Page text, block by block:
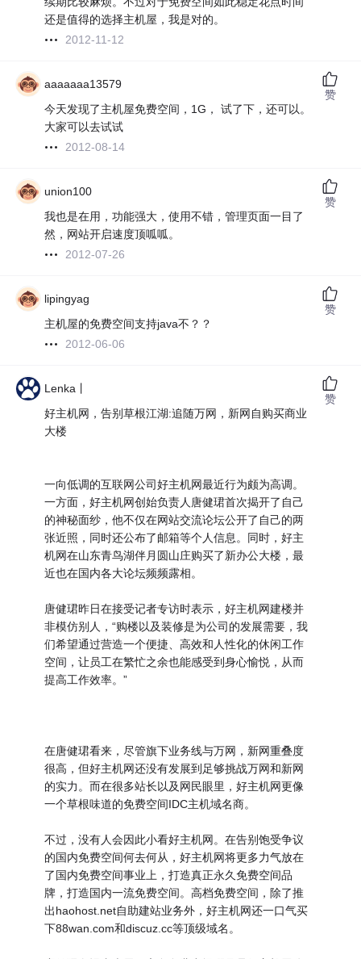
还是值得的选择主机屋，我是对的。
2012-11-12
aaaaaaa13579
今天发现了主机屋免费空间，1G， 试了下，还可以。
大家可以去试试
2012-08-14
赞
union100
我也是在用，功能强大，使用不错，管理页面一目了
然，网站开启速度顶呱呱。
2012-07-26
赞
lipingyag
主机屋的免费空间支持java不？？
2012-06-06
赞
Lenka丨
好主机网，告别草根江湖:追随万网，新网自购买商业
大楼
一向低调的互联网公司好主机网最近行为颇为高调。
一方面，好主机网创始负责人唐健珺首次揭开了自己
的神秘面纱，他不仅在网站交流论坛公开了自己的两
张近照，同时还公布了邮箱等个人信息。同时，好主
机网在山东青鸟湖伴月圆山庄购买了新办公大楼，最
近也在国内各大论坛频频露相。
唐健珺昨日在接受记者专访时表示，好主机网建楼并
非模仿别人，“购楼以及装修是为公司的发展需要，我
们希望通过营造一个便捷、高效和人性化的休闲工作
空间，让员工在繁忙之余也能感受到身心愉悦，从而
提高工作效率。”
在唐健珺看来，尽管旗下业务线与万网，新网重叠度
很高，但好主机网还没有发展到足够挑战万网和新网
的实力。而在很多站长以及网民眼里，好主机网更像
一个草根味道的免费空间IDC主机域名商。
不过，没有人会因此小看好主机网。在告别饱受争议
的国内免费空间何去何从，好主机网将更多力气放在
了国内免费空间事业上，打造真正永久免费空间品
牌，打造国内一流免费空间。高档免费空间，除了推
出haohost.net自助建站业务外，好主机网还一口气买
下88wan.com和discuz.cc等顶级域名。
赞